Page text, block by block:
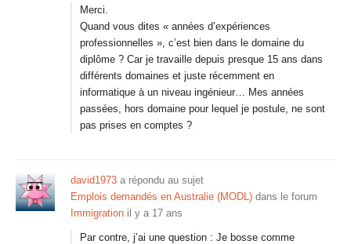
Merci.
Quand vous dites « années d’expériences
professionnelles », c’est bien dans le domaine du
diplôme ? Car je travaille depuis presque 15 ans dans
différents domaines et juste récemment en
informatique à un niveau ingénieur… Mes années
passées, hors domaine pour lequel je postule, ne sont
pas prises en comptes ?
david1973 a répondu au sujet
Emplois demandés en Australie (MODL) dans le forum
Immigration il y a 17 ans
Par contre, j’ai une question : Je bosse comme